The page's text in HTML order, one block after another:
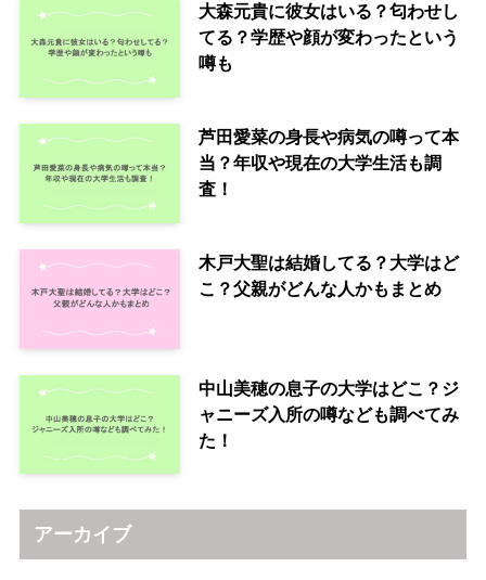
大森元貴に彼女はいる？匂わせし
てる？学歴や顔が変わったという
噂も
芦田愛菜の身長や病気の噂って本
当？年収や現在の大学生活も調
査！
木戸大聖は結婚してる？大学はど
こ？父親がどんな人かもまとめ
中山美穂の息子の大学はどこ？ジ
ャニーズ入所の噂なども調べてみ
た！
アーカイブ